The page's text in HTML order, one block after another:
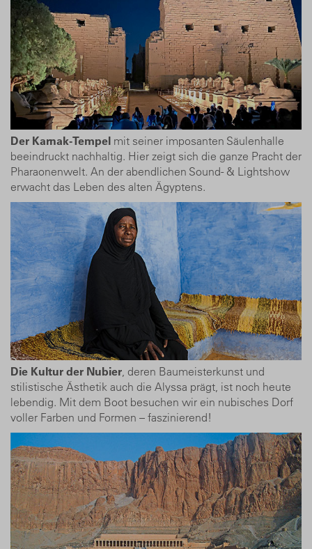
Der Karnak-Tempel mit seiner imposanten Säulenhalle
beeindruckt nachhaltig. Hier zeigt sich die ganze Pracht der
Pharaonen­welt. An der abendlichen Sound- & Lightshow
erwacht das Leben des alten Ägyptens.
Die Kultur der Nubier, deren Baumeister­kunst und
stilistische Ästhetik auch die Alyssa prägt, ist noch heute
lebendig. Mit dem Boot besuchen wir ein nubisches Dorf
voller Farben und Formen – faszinierend!